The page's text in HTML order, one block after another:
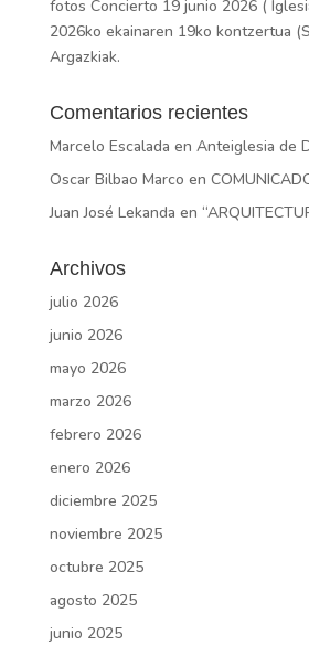
fotos Concierto 19 junio 2026 (
2026ko ekainaren 19ko kontzertua
Argazkiak.
Comentarios recientes
Marcelo Escalada en Anteiglesia de
Oscar Bilbao Marco en
Juan José Lekanda en
Archivos
julio 2026
junio 2026
mayo 2026
marzo 2026
febrero 2026
enero 2026
diciembre 2025
noviembre 2025
octubre 2025
agosto 2025
junio 2025